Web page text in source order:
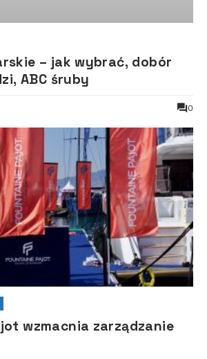
– jak wybrać, dobór
ABC śruby
0
wzmacnia zarządzanie